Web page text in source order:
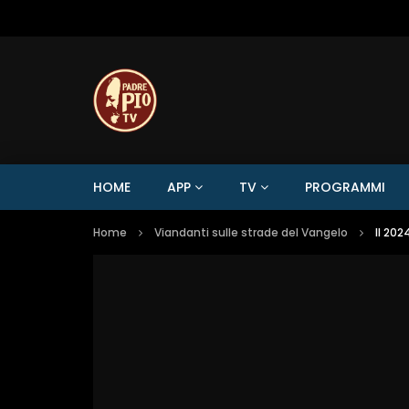
HOME APP TV PROGRAMMI
Home Viandanti sulle strade del Vangelo Il